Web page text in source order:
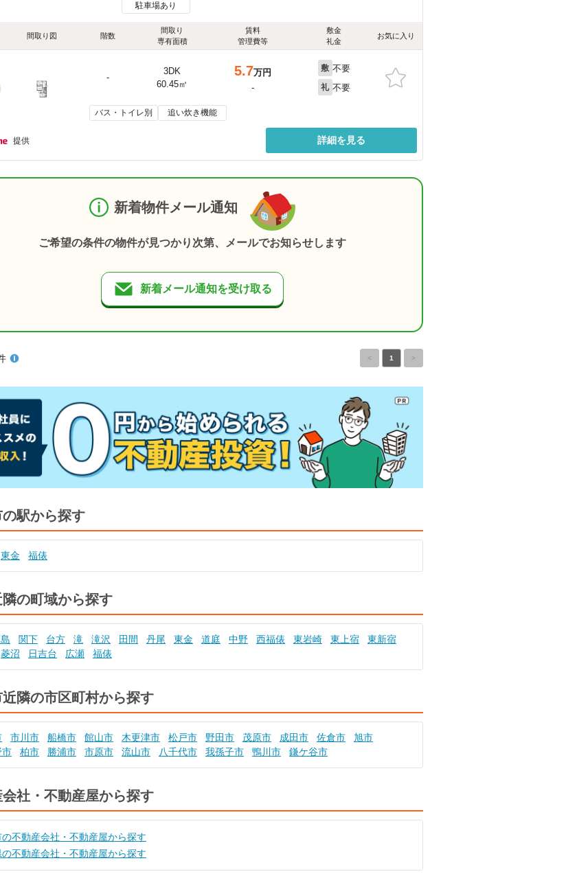
駐車場あり
間取り図 階数
間取り
専有面積
賃料
管理費等
敷金
礼金
お気に入り
-
3DK
60.45㎡
5.7万円
-
敷 不要
礼 不要
バス・トイレ別 追い炊き機能
提供 詳細を見る
新着物件メール通知
ご希望の条件の物件が見つかり次第、メールでお知らせします
新着メール通知を受け取る
< 1 >
駅から探す
東金 福俵
の町域から探す
関下 台方 滝 滝沢 田間 丹尾 東金 道庭 中野 西福俵 東岩崎 東上宿
東新宿
菱沼 日吉台 広瀬 福俵
隣の市区町村から探す
市川市 船橋市 館山市 木更津市 松戸市 野田市 茂原市 成田市 佐倉市
旭市
市
柏市 勝浦市 市原市 流山市 八千代市 我孫子市 鴨川市 鎌ケ谷市
社・不動産屋から探す
不動産会社・不動産屋から探す
不動産会社・不動産屋から探す